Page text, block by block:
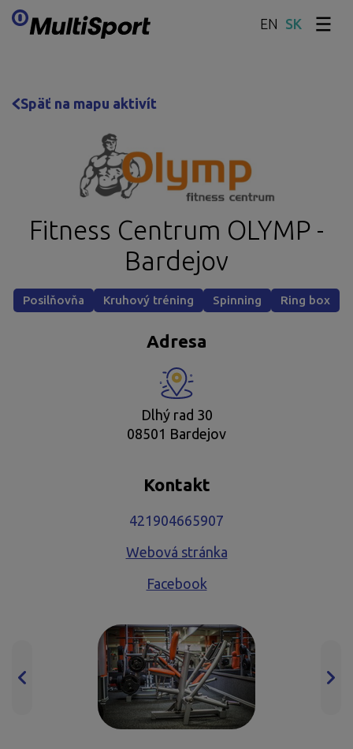
Preskočiť obsah
EN
Späť na mapu aktivít
Fitness Centrum OLYMP -
Bardejov
Posilňovňa Kruhový tréning Spinning Ring box
Adresa
Dlhý rad 30
08501 Bardejov
Kontakt
421904665907
Webová stránka
Facebook